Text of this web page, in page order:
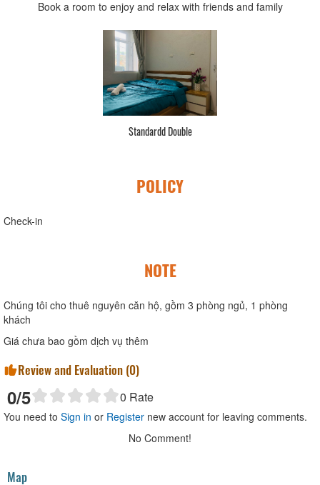
Book a room to enjoy and relax with friends and family
Standardd Double
POLICY
Check-in
NOTE
Chúng tôi cho thuê nguyên căn hộ, gồm 3 phòng ngủ, 1 phòng
khách
Giá chưa bao gồm dịch vụ thêm
Review and Evaluation (0)
0/5 0 Rate
You need to Sign in or Register new account for leaving comments.
No Comment!
Map